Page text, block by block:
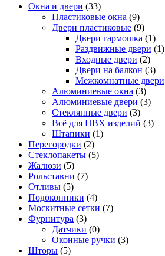
Окна и двери (33)
Пластиковые окна (9)
Двери пластиковые (9)
Двери гармошка (1)
Раздвижные двери (1)
Входные двери (2)
Двери на балкон (3)
Межкомнатные двери
Алюминиевые окна (3)
Алюминиевые двери (3)
Стеклянные двери (3)
Всё для ПВХ изделий (3)
Штапики (1)
Перегородки (2)
Стеклопакеты (5)
Жалюзи (5)
Рольставни (7)
Отливы (5)
Подоконники (4)
Москитные сетки (7)
Фурнитура (3)
Датчики (0)
Оконные ручки (3)
Шторы (5)